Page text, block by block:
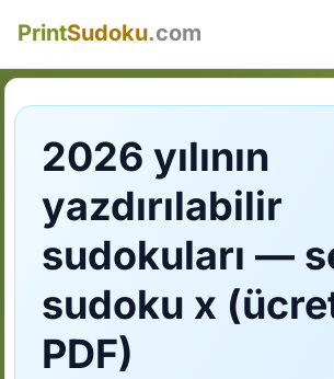
PrintSudoku.com
2026 yılının
yazdırılabilir
sudokuları —
sudoku x
PDF)